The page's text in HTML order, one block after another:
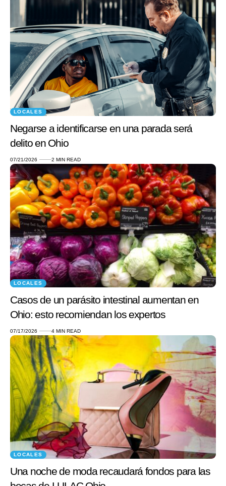
LOCALES
Negarse a identificarse en una parada será
delito en Ohio
07/21/2026 2 MIN READ
LOCALES
Casos de un parásito intestinal aumentan en
Ohio: esto recomiendan los expertos
07/17/2026 4 MIN READ
LOCALES
Una noche de moda recaudará fondos para las